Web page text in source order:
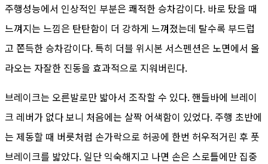
주행성능에서 인상적인 부분은 쾌적한 승차감이다. 바로 탔을 때
느껴지는 느낌은 탄탄함이 더 강하게 느껴졌는데 탈수록 부드럽
고 쫀득한 승차감이다. 특히 더블 위시본 서스펜션은 노면에서 올
라오는 자잘한 진동을 효과적으로 지워버린다.
브레이크는 오른발로만 밟아서 조작할 수 있다. 핸들바에 브레이
크 레버가 없다 보니 처음에는 살짝 어색함이 있었다. 주행 초반에
는 제동할 때 버릇처럼 손가락으로 허공에 한번 허우적거린 후 풋
브레이크를 밟았다. 일단 익숙해지고 나면 손은 스로틀에만 집중